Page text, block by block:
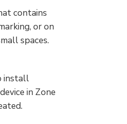
contains
or on
spaces.
install
in Zone